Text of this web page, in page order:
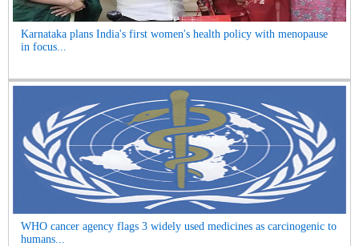
Karnataka plans India's first women's health policy with menopause
in focus...
WHO cancer agency flags 3 widely used medicines as carcinogenic to
humans...